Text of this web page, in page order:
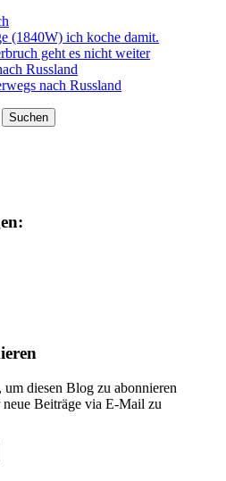
(1840W) ich koche damit.
geht es nicht weiter
Russland
nach Russland
diesen Blog zu abonnieren
Beiträge via E-Mail zu